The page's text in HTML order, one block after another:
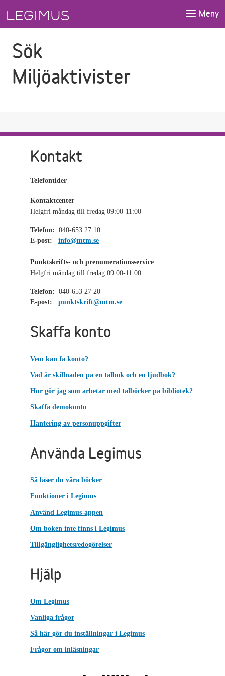
Meny
Sök
Miljöaktivister
Kontakt
Telefontider
Kontaktcenter
Helgfri måndag till fredag 09:00-11:00
Telefon: 040-653 27 10
E-post:
info@mtm.se
Punktskrifts- och prenumerationsservice
Helgfri måndag till fredag 09:00-11:00
Telefon: 040-653 27 20
E-post:
punktskrift@mtm.se
Skaffa konto
Vem kan få konto?
Vad är skillnaden på en talbok och en ljudbok?
Hur gör jag som arbetar med talböcker på bibliotek?
Skaffa demokonto
Hantering av personuppgifter
Använda Legimus
Så läser du våra böcker
Funktioner i Legimus
Använd Legimus-appen
Om boken inte finns i Legimus
Tillgänglighetsredogörelser
Hjälp
Om Legimus
Vanliga frågor
Så här gör du inställningar i Legimus
Frågor om inläsningar